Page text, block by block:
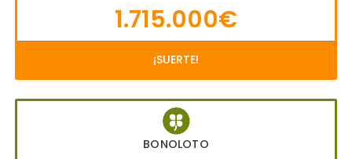
1.715.000€
¡SUERTE!
BONOLOTO